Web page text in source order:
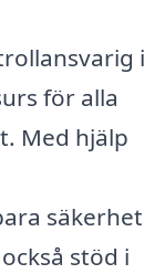
i
för alla
Med hjälp
säkerhet
stöd i